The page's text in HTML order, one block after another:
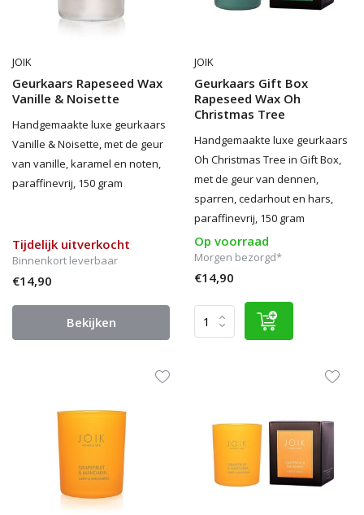
JOIK
Geurkaars Rapeseed Wax
Vanille & Noisette
Handgemaakte luxe geurkaars
Vanille & Noisette, met de geur
van vanille, karamel en noten,
paraffinevrij, 150 gram
Tijdelijk uitverkocht
Binnenkort leverbaar
€14,90
Bekijken
JOIK
Geurkaars Gift Box
Rapeseed Wax Oh
Christmas Tree
Handgemaakte luxe geurkaars
Oh Christmas Tree in Gift Box,
met de geur van dennen,
sparren, cedarhout en hars,
paraffinevrij, 150 gram
Op voorraad
Morgen bezorgd*
€14,90